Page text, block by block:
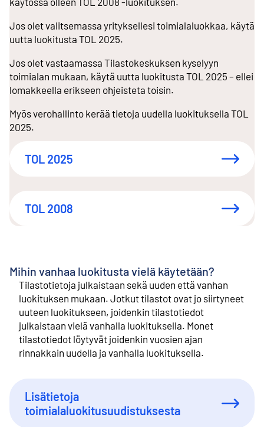
Jos olet valitsemassa yrityksellesi toimialaluokkaa, käytä
uutta luokitusta TOL 2025.
Jos olet vastaamassa Tilastokeskuksen kyselyyn
toimialan mukaan, käytä uutta luokitusta TOL 2025 – ellei
lomakkeella erikseen ohjeisteta toisin.
Myös verohallinto kerää tietoja uudella luokituksella TOL
2025.
TOL 2025
TOL 2008
Mihin vanhaa luokitusta vielä käytetään?
Tilastotietoja julkaistaan sekä uuden että vanhan
luokituksen mukaan. Jotkut tilastot ovat jo siirtyneet
uuteen luokitukseen, joidenkin tilastotiedot
julkaistaan vielä vanhalla luokituksella. Monet
tilastotiedot löytyvät joidenkin vuosien ajan
rinnakkain uudella ja vanhalla luokituksella.
Lisätietoja
toimialaluokitusuudistuksesta